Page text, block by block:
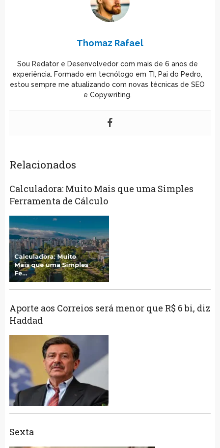
Thomaz Rafael
Sou Redator e Desenvolvedor com mais de 6 anos de
experiência. Formado em tecnólogo em TI, Pai do Pedro,
estou sempre me atualizando com novas técnicas de SEO
e Copywriting.
Relacionados
Calculadora: Muito Mais que uma Simples
Ferramenta de Cálculo
Aporte aos Correios será menor que R$ 6 bi, diz
Haddad
Sexta